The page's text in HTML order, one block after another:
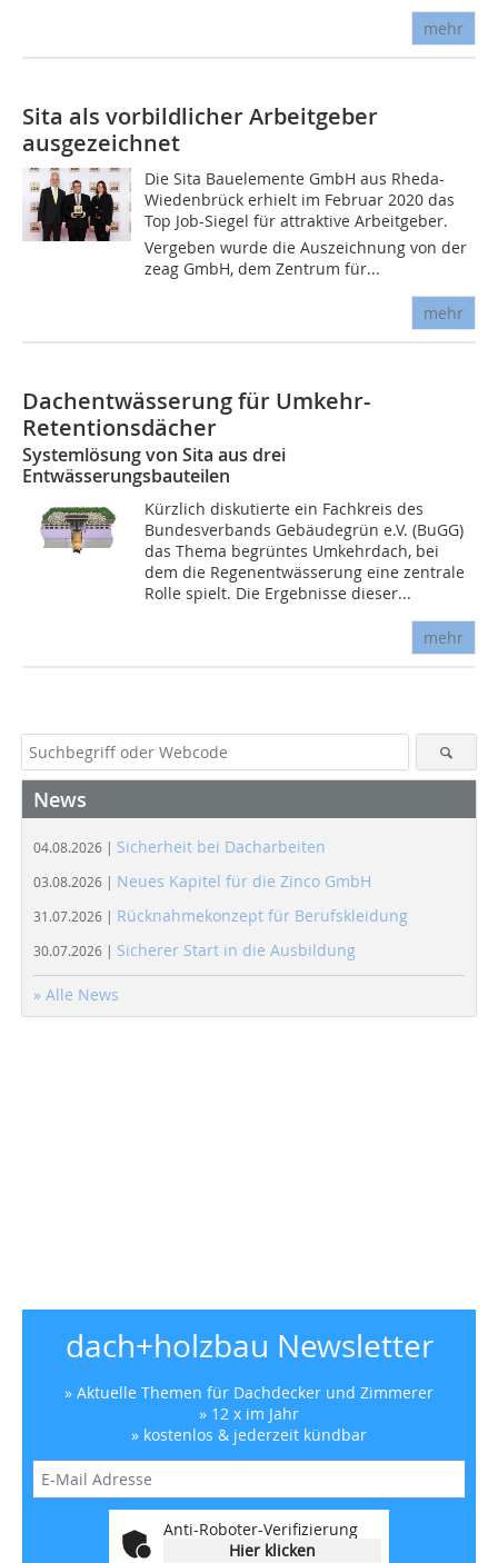
mehr
Sita als vorbildlicher Arbeitgeber
ausgezeichnet
Die Sita Bauelemente GmbH aus Rheda-
Wiedenbrück erhielt im Februar 2020 das
Top Job-Siegel für attraktive Arbeitgeber.
Vergeben wurde die Auszeichnung von der
zeag GmbH, dem Zentrum für...
mehr
Dachentwässerung für Umkehr-
Retentionsdächer
Systemlösung von Sita aus drei
Entwässerungsbauteilen
Kürzlich diskutierte ein Fachkreis des
Bundesverbands Gebäudegrün e.V. (BuGG)
das Thema begrüntes Umkehrdach, bei
dem die Regenentwässerung eine zentrale
Rolle spielt. Die Ergebnisse dieser...
mehr
News
04.08.2026 | Sicherheit bei Dacharbeiten
03.08.2026 | Neues Kapitel für die Zinco GmbH
31.07.2026 | Rücknahmekonzept für Berufskleidung
30.07.2026 | Sicherer Start in die Ausbildung
» Alle News
dach+holzbau Newsletter
» Aktuelle Themen für Dachdecker und Zimmerer
» 12 x im Jahr
» kostenlos & jederzeit kündbar
Anti-Roboter-Verifizierung
Hier klicken